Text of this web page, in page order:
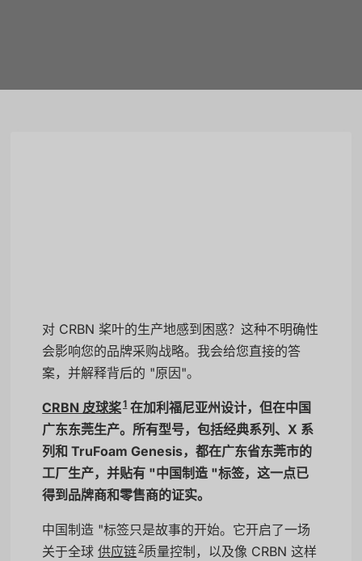
对 CRBN 桨叶的生产地感到困惑？这种不明确性
会影响您的品牌采购战略。我会给您直接的答
案，并解释背后的 "原因"。
CRBN 皮球桨1在加利福尼亚州设计，但在中国
广东东莞生产。所有型号，包括经典系列、X 系
列和 TruFoam Genesis，都在广东省东莞市的
工厂生产，并贴有 "中国制造 "标签，这一点已
得到品牌商和零售商的证实。
中国制造 "标签只是故事的开始。它开启了一场
关于全球供应链 2质量控制，以及像 CRBN 这样